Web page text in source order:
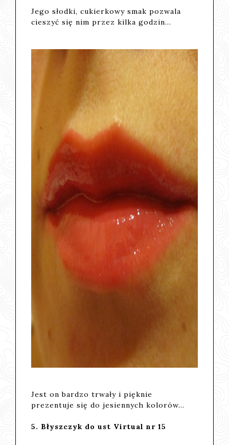
Jego słodki, cukierkowy smak pozwala
cieszyć się nim przez kilka godzin...
Jest on bardzo trwały i pięknie
prezentuje się do jesiennych kolorów...
5. Błyszczyk do ust Virtual nr 15